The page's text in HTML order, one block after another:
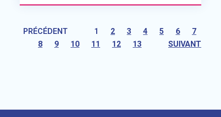
PRÉCÉDENT 1 2 3 4 5 6
7
8
9 10 11 12 13 SUIVANT